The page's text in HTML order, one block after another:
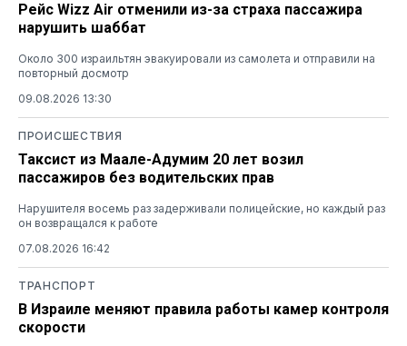
Рейс Wizz Air отменили из-за страха пассажира
нарушить шаббат
Около 300 израильтян эвакуировали из самолета и отправили на
повторный досмотр
09.08.2026 13:30
ПРОИСШЕСТВИЯ
Таксист из Маале-Адумим 20 лет возил
пассажиров без водительских прав
Нарушителя восемь раз задерживали полицейские, но каждый раз
он возвращался к работе
07.08.2026 16:42
ТРАНСПОРТ
В Израиле меняют правила работы камер контроля
скорости